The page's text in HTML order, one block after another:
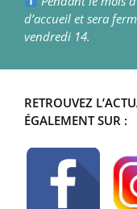
d’accueil et sera
vendredi 14.
RETROUVEZ
ÉGALEMENT SUR :